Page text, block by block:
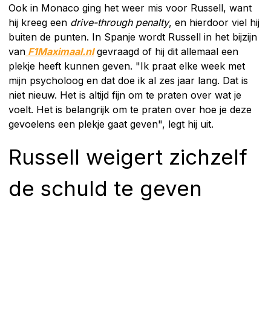
Ook in Monaco ging het weer mis voor Russell, want
hij kreeg een drive-through penalty, en hierdoor viel hij
buiten de punten. In Spanje wordt Russell in het bijzijn
van F1Maximaal.nl gevraagd of hij dit allemaal een
plekje heeft kunnen geven. "Ik praat elke week met
mijn psycholoog en dat doe ik al zes jaar lang. Dat is
niet nieuw. Het is altijd fijn om te praten over wat je
voelt. Het is belangrijk om te praten over hoe je deze
gevoelens een plekje gaat geven", legt hij uit.
Russell weigert zichzelf
de schuld te geven